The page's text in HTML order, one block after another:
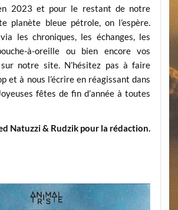
2023 et pour le restant de notre
planète bleue pétrole, on l’espère.
les chroniques, les échanges, les
à-oreille ou bien encore vos
notre site. N’hésitez pas à faire
et à nous l’écrire en réagissant dans
fêtes de fin d’année à toutes
Natuzzi & Rudzik pour la rédaction.